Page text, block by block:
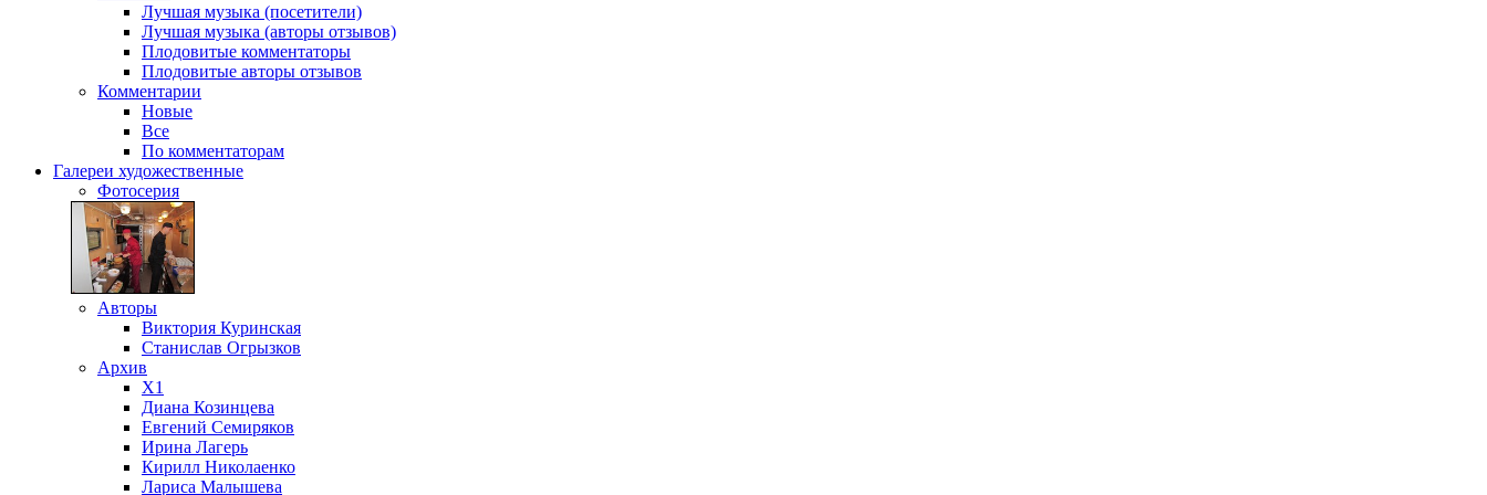
Лучшая музыка (посетители)
Лучшая музыка (авторы отзывов)
Плодовитые комментаторы
Плодовитые авторы отзывов
Комментарии
Новые
Все
По комментаторам
Галереи художественные
Фотосерия
Авторы
Виктория Куринская
Станислав Огрызков
Архив
X1
Диана Козинцева
Евгений Семиряков
Ирина Лагерь
Кирилл Николаенко
Лариса Малышева